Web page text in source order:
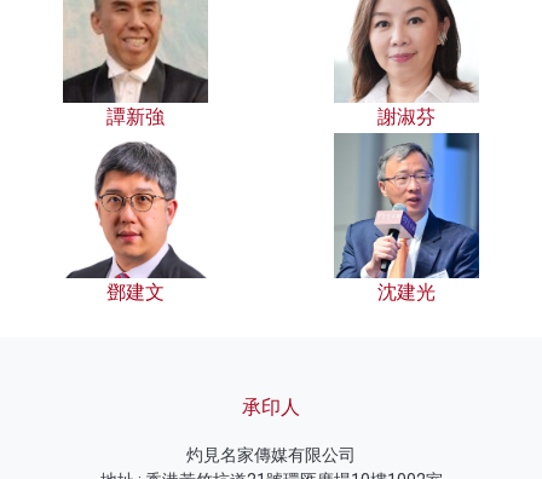
譚新強 謝淑芬
鄧建文 沈建光
承印人
灼見名家傳媒有限公司